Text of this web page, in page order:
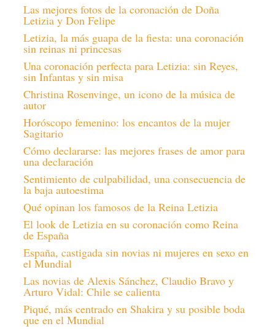
Las mejores fotos de la coronación de Doña
Letizia y Don Felipe
Letizia, la más guapa de la fiesta: una coronación
sin reinas ni princesas
Una coronación perfecta para Letizia: sin Reyes,
sin Infantas y sin misa
Christina Rosenvinge, un icono de la música de
autor
Horóscopo femenino: los encantos de la mujer
Sagitario
Cómo declararse: las mejores frases de amor para
una declaración
Sentimiento de culpabilidad, una consecuencia de
la baja autoestima
Qué opinan los famosos de la Reina Letizia
El look de Letizia en su coronación como Reina
de España
España, castigada sin novias ni mujeres en sexo en
el Mundial
Las novias de Alexis Sánchez, Claudio Bravo y
Arturo Vidal: Chile se calienta
Piqué, más centrado en Shakira y su posible boda
que en el Mundial